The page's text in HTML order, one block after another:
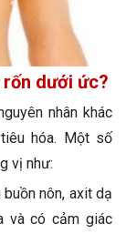
dưới ức?
nhân khác
hóa. Một số
vị như:
nôn, axit dạ
và có cảm giác